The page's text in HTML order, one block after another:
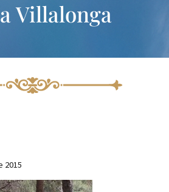
Villalonga
2015